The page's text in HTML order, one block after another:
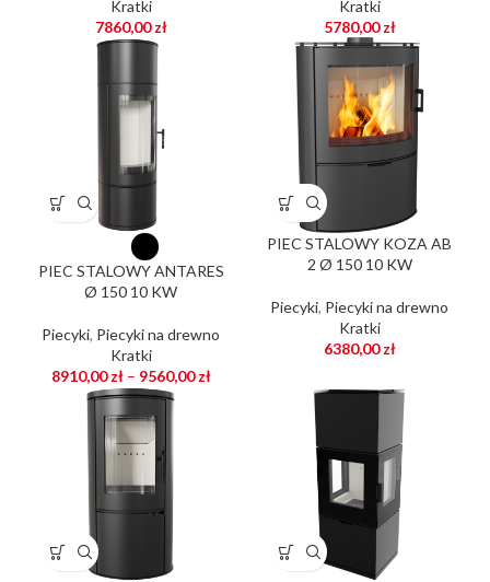
Kratki
7860,00zł
Kratki
5780,00zł
PIEC STALOWY ANTARES
Ø 150 10 KW
Piecyki, Piecyki na drewno
Kratki
8910,00zł – 9560,00zł
PIEC STALOWY KOZA AB
2 Ø 150 10 KW
Piecyki, Piecyki na drewno
Kratki
6380,00zł